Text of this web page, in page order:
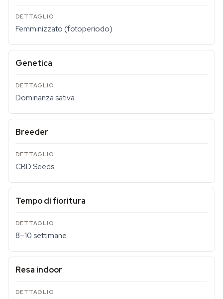
Femminizzato (fotoperiodo)
Genetica
Dominanza sativa
Breeder
CBD Seeds
Tempo di fioritura
8–10 settimane
Resa indoor